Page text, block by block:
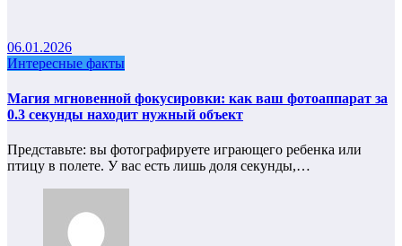
06.01.2026
Интересные факты
Магия мгновенной фокусировки: как ваш фотоаппарат за
0.3 секунды находит нужный объект
Представьте: вы фотографируете играющего ребенка или
птицу в полете. У вас есть лишь доля секунды,…